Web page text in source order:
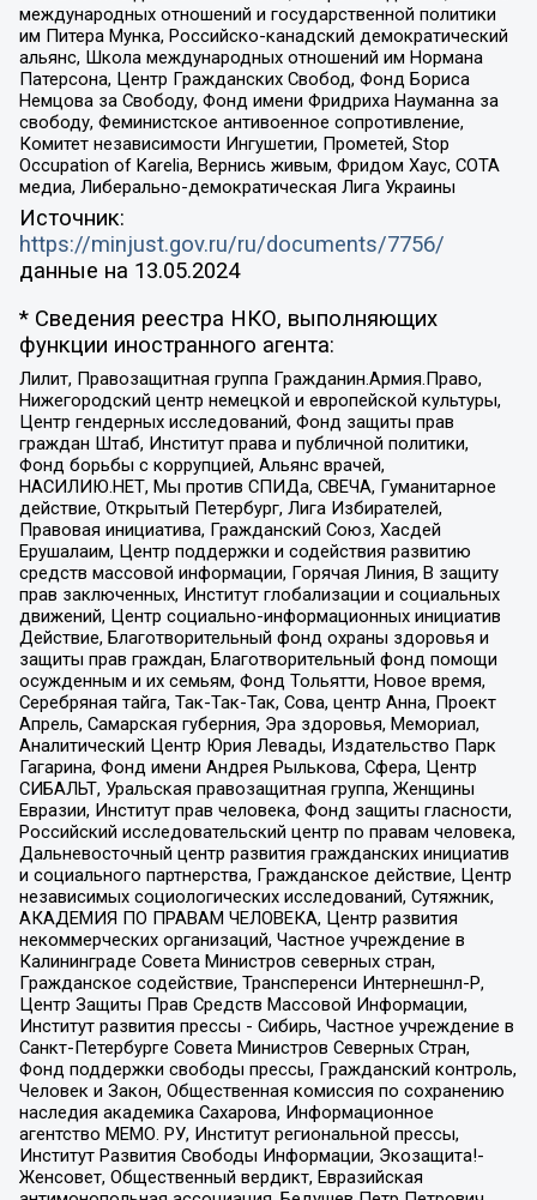
международных отношений и государственной политики
им Питера Мунка, Российско-канадский демократический
альянс, Школа международных отношений им Нормана
Патерсона, Центр Гражданских Свобод, Фонд Бориса
Немцова за Свободу, Фонд имени Фридриха Науманна за
свободу, Феминистское антивоенное сопротивление,
Комитет независимости Ингушетии, Прометей, Stop
Occupation of Karelia, Вернись живым, Фридом Хаус, СОТА
медиа, Либерально-демократическая Лига Украины
Источник:
https://minjust.gov.ru/ru/documents/7756/
данные на 13.05.2024
* Сведения реестра НКО, выполняющих
функции иностранного агента:
Лилит, Правозащитная группа Гражданин.Армия.Право,
Нижегородский центр немецкой и европейской культуры,
Центр гендерных исследований, Фонд защиты прав
граждан Штаб, Институт права и публичной политики,
Фонд борьбы с коррупцией, Альянс врачей,
НАСИЛИЮ.НЕТ, Мы против СПИДа, СВЕЧА, Гуманитарное
действие, Открытый Петербург, Лига Избирателей,
Правовая инициатива, Гражданский Союз, Хасдей
Ерушалаим, Центр поддержки и содействия развитию
средств массовой информации, Горячая Линия, В защиту
прав заключенных, Институт глобализации и социальных
движений, Центр социально-информационных инициатив
Действие, Благотворительный фонд охраны здоровья и
защиты прав граждан, Благотворительный фонд помощи
осужденным и их семьям, Фонд Тольятти, Новое время,
Серебряная тайга, Так-Так-Так, Сова, центр Анна, Проект
Апрель, Самарская губерния, Эра здоровья, Мемориал,
Аналитический Центр Юрия Левады, Издательство Парк
Гагарина, Фонд имени Андрея Рылькова, Сфера, Центр
СИБАЛЬТ, Уральская правозащитная группа, Женщины
Евразии, Институт прав человека, Фонд защиты гласности,
Российский исследовательский центр по правам человека,
Дальневосточный центр развития гражданских инициатив
и социального партнерства, Гражданское действие, Центр
независимых социологических исследований, Сутяжник,
АКАДЕМИЯ ПО ПРАВАМ ЧЕЛОВЕКА, Центр развития
некоммерческих организаций, Частное учреждение в
Калининграде Совета Министров северных стран,
Гражданское содействие, Трансперенси Интернешнл-Р,
Центр Защиты Прав Средств Массовой Информации,
Институт развития прессы - Сибирь, Частное учреждение в
Санкт-Петербурге Совета Министров Северных Стран,
Фонд поддержки свободы прессы, Гражданский контроль,
Человек и Закон, Общественная комиссия по сохранению
наследия академика Сахарова, Информационное
агентство МЕМО. РУ, Институт региональной прессы,
Институт Развития Свободы Информации, Экозащита!-
Женсовет, Общественный вердикт, Евразийская